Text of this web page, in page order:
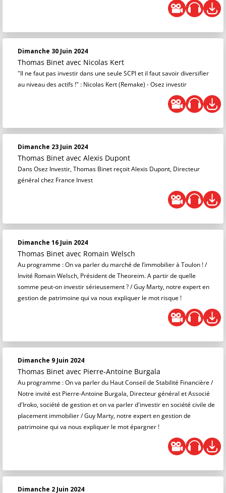
Dimanche 30 Juin 2024
Thomas Binet avec Nicolas Kert
"Il ne faut pas investir dans une seule SCPI et il faut savoir diversifier
au niveau des actifs !" : Nicolas Kert (Remake) - Osez investir
Dimanche 23 Juin 2024
Thomas Binet avec Alexis Dupont
Dans Osez Investir, Thomas Binet reçoit Alexis Dupont, Directeur
général chez France Invest
Dimanche 16 Juin 2024
Thomas Binet avec Romain Welsch
Au programme : On va parler du marché de l’immobilier à Toulon ! /
Invité Romain Welsch, Président de Theoreim. A partir de quelle
somme peut-on investir sérieusement ? / Guy Marty, notre expert en
gestion de patrimoine qui va nous expliquer le mot risque !
Dimanche 9 Juin 2024
Thomas Binet avec Pierre-Antoine Burgala
Au programme : On va parler du Haut Conseil de Stabilité Financière /
Notre invité est Pierre-Antoine Burgala, Directeur général et Associé
d'Iroko, société de gestion et on va parler d'investir en société civile de
placement immobilier / Guy Marty, notre expert en gestion de
patrimoine qui va nous expliquer le mot épargner !
Dimanche 2 Juin 2024